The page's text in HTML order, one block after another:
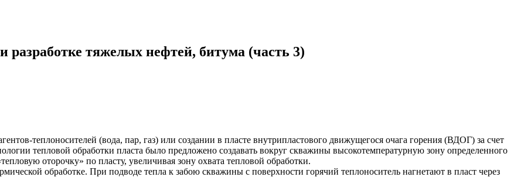
тяжелых нефтей, битума (часть 3)
теплоносителей (вода, пар, газ) или создании в пласте внутрипластового движущегося очага горения (ВДОГ) за счет
тепловой обработки пласта было предложено создавать вокруг скважины высокотемпературную зону определенного
оторочку» по пласту, увеличивая зону охвата тепловой обработки.
обработке. При подводе тепла к забою скважины с поверхности горячий теплоноситель нагнетают в пласт через